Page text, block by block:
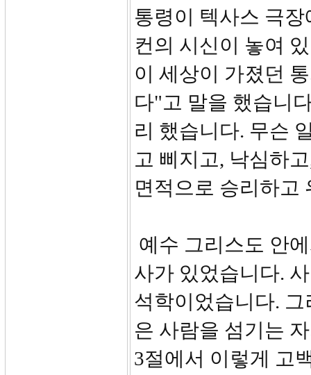
통령이 텍사스 극
컨의 시신이 놓여
이 세상이 가졌던
다"고 말을 했습니
리 했습니다. 무슨
고 삐지고, 낙심하
면적으로 승리하고
예수 그리스도 안
사가 있었습니다.
석학이었습니다.
은 사람을 섬기는
3절에서 이렇게 고